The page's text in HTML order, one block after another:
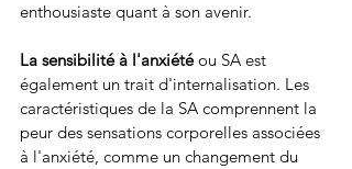
enthousiaste quant à son avenir.
La sensibilité à l'anxiété ou SA est
également un trait d'internalisation. Les
caractéristiques de la SA comprennent la
peur des sensations corporelles associées
à l'anxiété, comme un changement du